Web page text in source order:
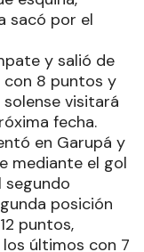
sacó por el
y salió de
con 8 puntos y
solense visitará
fecha.
en Garupá y
mediante el gol
segundo
posición
puntos,
últimos con 7